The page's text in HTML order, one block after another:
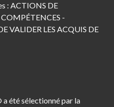
: ACTIONS DE
-
VALIDER LES ACQUIS DE
été sélectionné par la